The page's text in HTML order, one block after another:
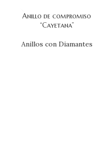
Anillo de compromiso
“Cayetana”
Anillos con Diamantes